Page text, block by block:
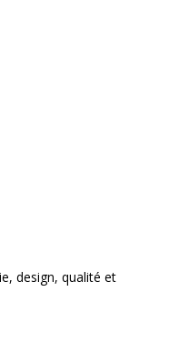
design, qualité et